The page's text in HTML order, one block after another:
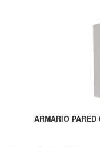
ARMARIO PARED